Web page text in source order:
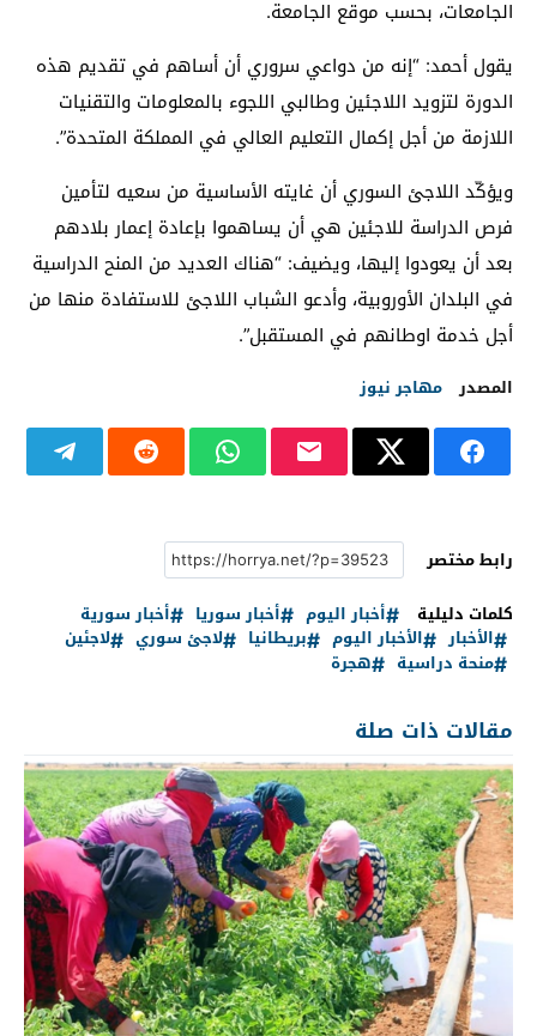
الجامعات، بحسب موقع الجامعة.
يقول أحمد: “إنه من دواعي سروري أن أساهم في تقديم هذه
الدورة لتزويد اللاجئين وطالبي اللجوء بالمعلومات والتقنيات
اللازمة من أجل إكمال التعليم العالي في المملكة المتحدة”.
ويؤكّد اللاجئ السوري أن غايته الأساسية من سعيه لتأمين
فرص الدراسة للاجئين هي أن يساهموا بإعادة إعمار بلادهم
بعد أن يعودوا إليها، ويضيف: “هناك العديد من المنح الدراسية
في البلدان الأوروبية، وأدعو الشباب اللاجئ للاستفادة منها من
أجل خدمة اوطانهم في المستقبل”.
المصدر مهاجر نيوز
رابط مختصر
كلمات دليلية
أخبار اليوم أخبار سوريا
أخبار سورية
الأخبار
الأخبار اليوم بريطانيا لاجئ سوري
لاجئين
منحة دراسية
هجرة
مقالات ذات صلة